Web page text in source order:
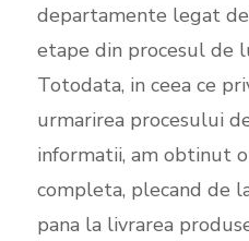
departamente legat
etape din procesul de
Totodata, in ceea ce
urmarirea procesului
informatii, am obtinut
completa, plecand de
pana la livrarea